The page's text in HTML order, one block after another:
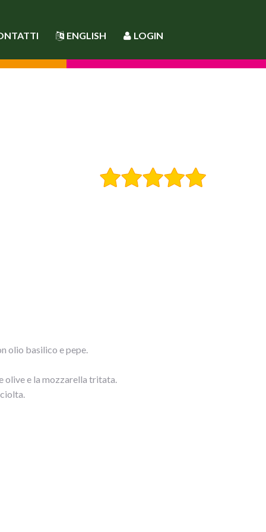
ENGLISH LOGIN
olio basilico e pepe.
olive e la mozzarella tritata.